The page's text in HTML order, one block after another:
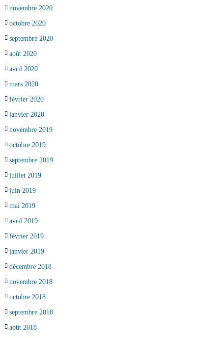
novembre 2020
octobre 2020
septembre 2020
août 2020
avril 2020
mars 2020
février 2020
janvier 2020
novembre 2019
octobre 2019
septembre 2019
juillet 2019
juin 2019
mai 2019
avril 2019
février 2019
janvier 2019
décembre 2018
novembre 2018
octobre 2018
septembre 2018
août 2018